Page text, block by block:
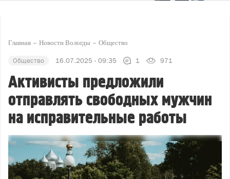
Главная Новости Вологды Общество
Общество 16.07.2025 - 09:35 1 971
Активисты предложили
отправлять свободных мужчин
на исправительные работы